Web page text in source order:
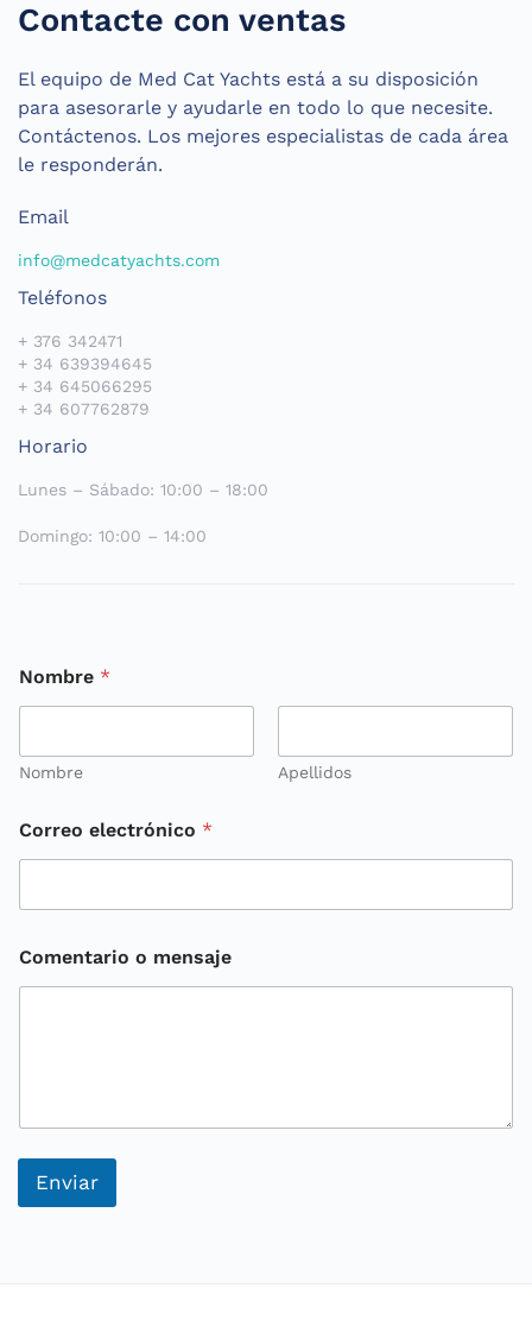
Contacte con ventas
El equipo de Med Cat Yachts está a su disposición
para asesorarle y ayudarle en todo lo que necesite.
Contáctenos. Los mejores especialistas de cada área
le responderán.
Email
info@medcatyachts.com
Teléfonos
+ 376 342471
+ 34 639394645
+ 34 645066295
+ 34 607762879
Horario
Lunes – Sábado: 10:00 – 18:00
Domingo: 10:00 – 14:00
Nombre *
Nombre Apellidos
Correo electrónico *
Comentario o mensaje
N
m
Enviar